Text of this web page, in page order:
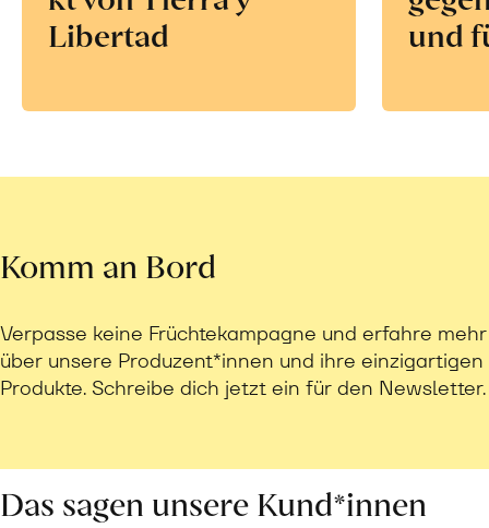
Libertad
und
Komm an Bord
Verpasse keine Früchtekampagne und erfahre mehr
über unsere Produzent*innen und ihre einzigartigen
Produkte. Schreibe dich jetzt ein für den Newsletter.
Das sagen unsere Kund*innen